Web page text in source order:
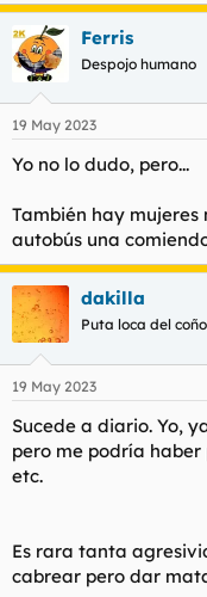
a
c
c
e
:
Ferris
Despojo humano
19 May 2023
Yo no lo dudo, pero...
También hay
autobús una
dakilla
Puta loca del coño
19 May 2023
Sucede a diario. Yo,
pero me podría haber
etc.
Es rara tanta
cabrear pero dar